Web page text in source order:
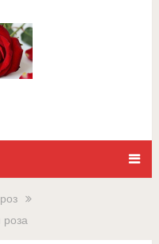
роза
предложений по